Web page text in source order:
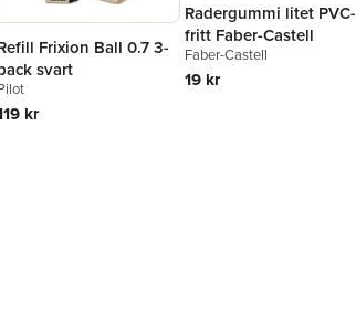
Frixion Ball 0.7 3-
svart
kr
Radergummi litet PVC-
fritt Faber-Castell
Faber-Castell
19 kr